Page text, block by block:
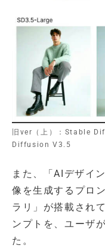
旧ver（上）：Stable
Diffusion V3.5
また、「AIデザイ
像を生成するプロ
ラリ」が搭載され
ンプトを、ユーザ
た。